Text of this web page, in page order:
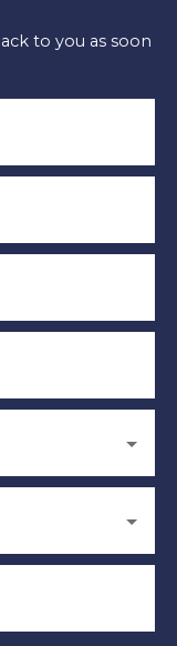
to you as soon